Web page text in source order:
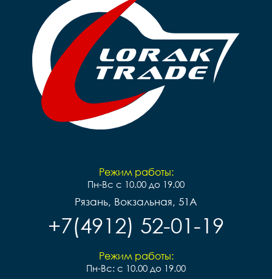
Режим работы:
Пн-Вс с 10.00 до 19.00
Рязань, Вокзальная, 51А
+7(4912) 52-01-19
Режим работы:
Пн-Вс: с 10.00 до 19.00